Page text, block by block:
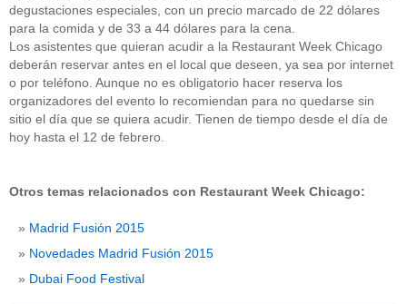
degustaciones especiales, con un precio marcado de 22 dólares
para la comida y de 33 a 44 dólares para la cena.
Los asistentes que quieran acudir a la Restaurant Week Chicago
deberán reservar antes en el local que deseen, ya sea por internet
o por teléfono. Aunque no es obligatorio hacer reserva los
organizadores del evento lo recomiendan para no quedarse sin
sitio el día que se quiera acudir. Tienen de tiempo desde el día de
hoy hasta el 12 de febrero.
Otros temas relacionados con Restaurant Week Chicago:
Madrid Fusión 2015
Novedades Madrid Fusión 2015
Dubai Food Festival